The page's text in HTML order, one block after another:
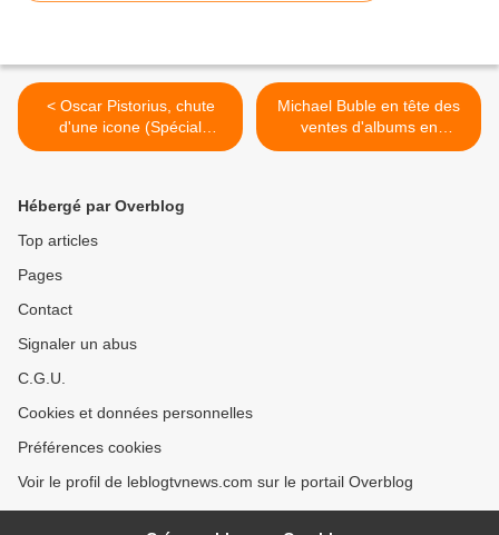
< Oscar Pistorius, chute
d'une icone (Spécial
investigation ce 22 avril).
Michael Buble en tête des
ventes d'albums en
Grande-Bretagne. >
Hébergé par Overblog
Top articles
Pages
Contact
Signaler un abus
C.G.U.
Cookies et données personnelles
Préférences cookies
Voir le profil de leblogtvnews.com sur le portail Overblog